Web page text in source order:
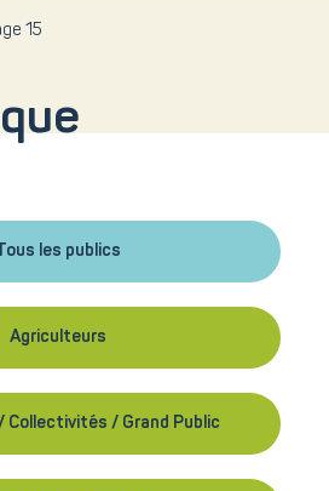
15
Tous les publics
Agriculteurs
Collectivités / Grand Public